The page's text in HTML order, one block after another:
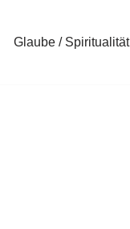
Glaube / Spiritualität